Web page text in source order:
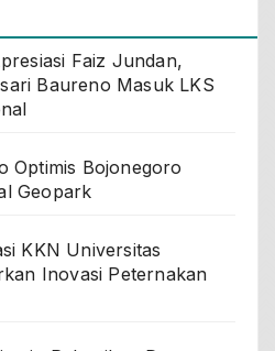
Faiz Jundan,
Baureno Masuk LKS
Optimis Bojonegoro
Geopark
KKN Universitas
Inovasi Peternakan